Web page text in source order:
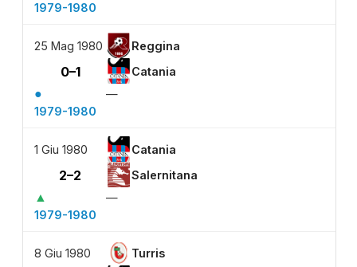
1979-1980
25 Mag 1980 Reggina
0–1 Catania
●
—
1979-1980
1 Giu 1980 Catania
2–2 Salernitana
▲
—
1979-1980
8 Giu 1980 Turris